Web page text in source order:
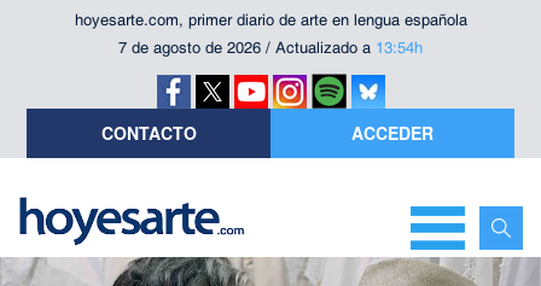
hoyesarte.com, primer diario de arte en lengua española
7 de agosto de 2026 / Actualizado a 13:54h
CONTACTO ACCEDER